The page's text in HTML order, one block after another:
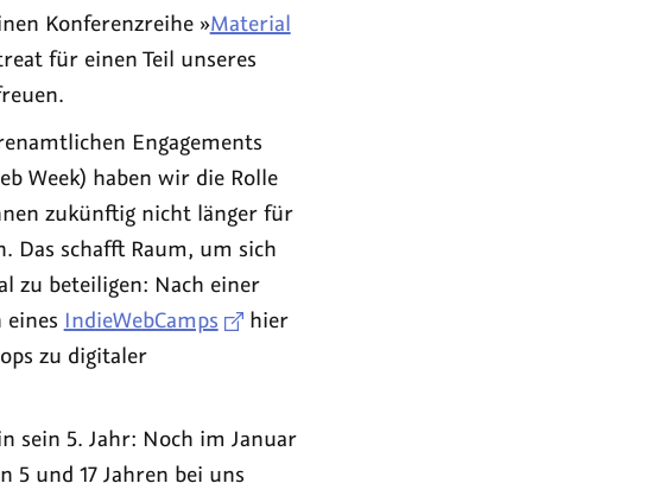
Konferenzreihe »Material
für einen Teil unseres
Engagements
Week) haben wir die Rolle
zukünftig nicht länger für
Das schafft Raum, um sich
zu beteiligen: Nach einer
IndieWebCamps
hier
zu digitaler
sein 5. Jahr: Noch im Januar
5 und 17 Jahren bei uns